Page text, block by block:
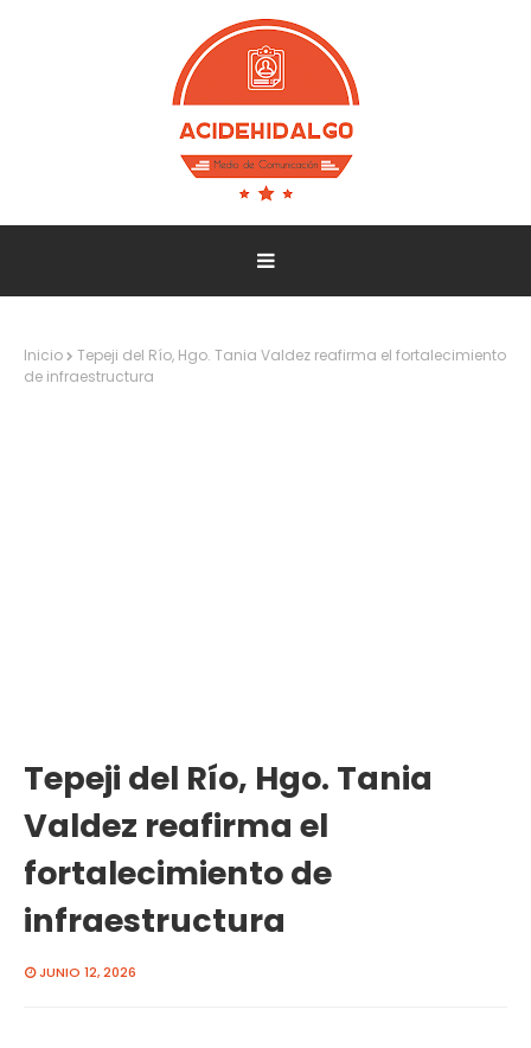
Inicio
Tepeji del Río, Hgo. Tania Valdez reafirma el fortalecimiento
de infraestructura
Tepeji del Río, Hgo. Tania
Valdez reafirma el
fortalecimiento de
infraestructura
JUNIO 12, 2026